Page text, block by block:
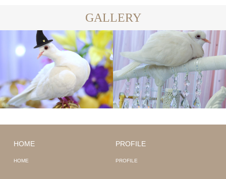
GALLERY
HOME
HOME
PROFILE
PROFILE